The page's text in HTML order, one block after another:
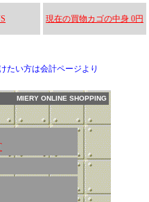
現在の買物カゴの中身 0円
たい方は会計ページより
MIERY ONLINE SHOPPING